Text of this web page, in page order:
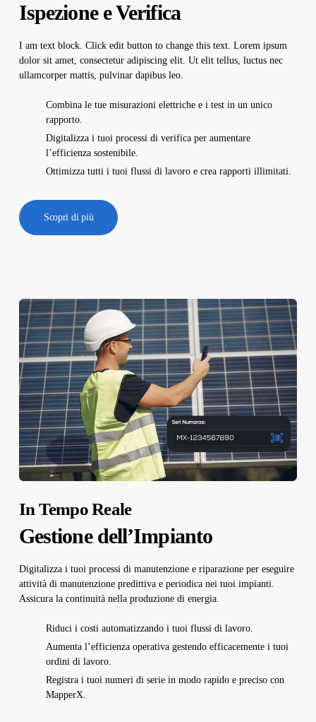
Ispezione e Verifica
I am text block. Click edit button to change this text. Lorem ipsum
dolor sit amet, consectetur adipiscing elit. Ut elit tellus, luctus nec
ullamcorper mattis, pulvinar dapibus leo.
Combina le tue misurazioni elettriche e i test in un unico
rapporto.
Digitalizza i tuoi processi di verifica per aumentare
l’efficienza sostenibile.
Ottimizza tutti i tuoi flussi di lavoro e crea rapporti illimitati.
Scopri di più
In Tempo Reale
Gestione dell’Impianto
Digitalizza i tuoi processi di manutenzione e riparazione per eseguire
attività di manutenzione predittiva e periodica nei tuoi impianti.
Assicura la continuità nella produzione di energia.
Riduci i costi automatizzando i tuoi flussi di lavoro.
Aumenta l’efficienza operativa gestendo efficacemente i tuoi
ordini di lavoro.
Registra i tuoi numeri di serie in modo rapido e preciso con
MapperX.